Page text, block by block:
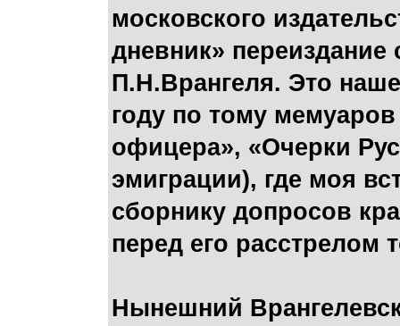
московского
дневник»
П.Н.Врангеля. Это
году по тому
офицера», «Очерки
эмиграции), где моя
сборнику допросов
перед его
Нынешний